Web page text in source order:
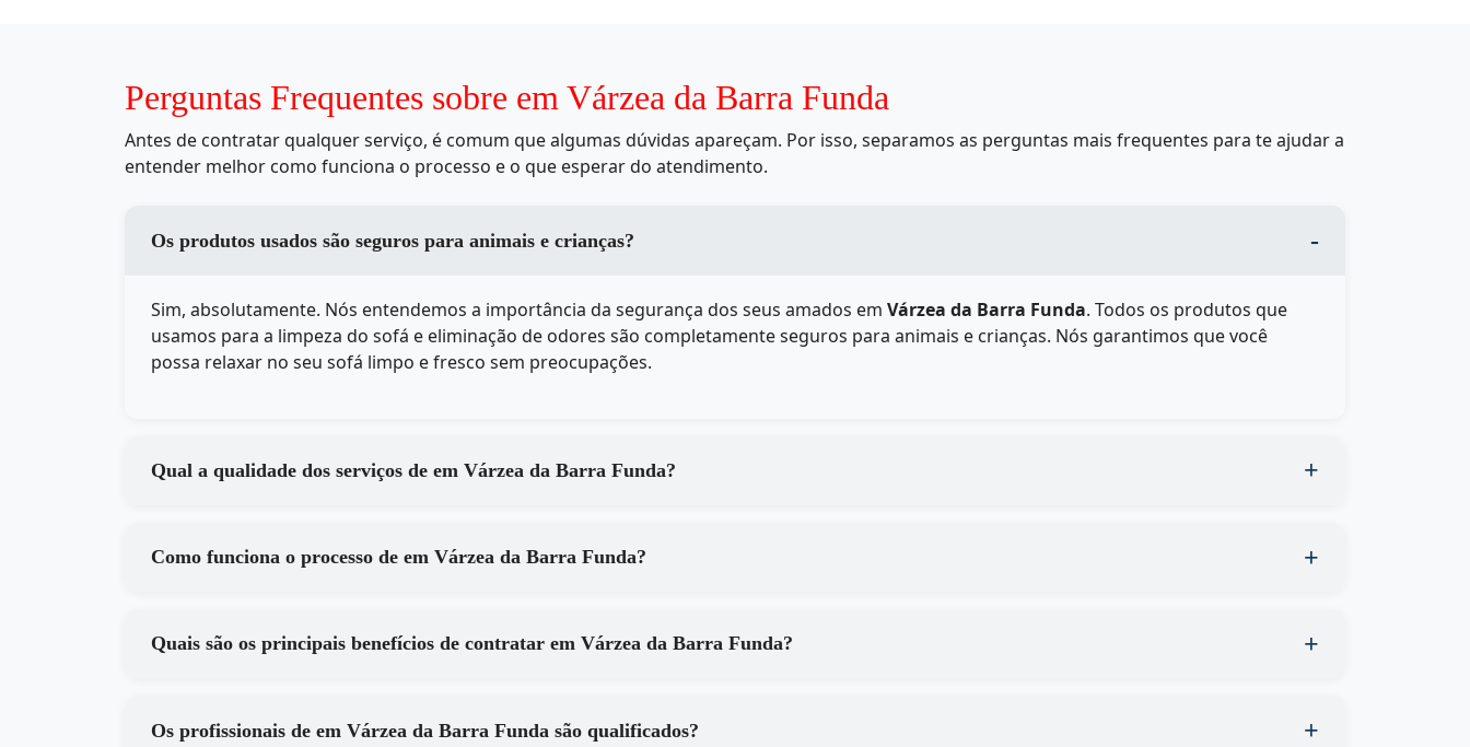
Perguntas Frequentes sobre em Várzea da Barra Funda
Antes de contratar qualquer serviço, é comum que algumas dúvidas apareçam. Por isso, separamos as perguntas mais frequentes para te ajudar a
entender melhor como funciona o processo e o que esperar do atendimento.
Os produtos usados são seguros para animais e crianças?
Sim, absolutamente. Nós entendemos a importância da segurança dos seus amados em Várzea da Barra Funda. Todos os produtos que
usamos para a limpeza do sofá e eliminação de odores são completamente seguros para animais e crianças. Nós garantimos que você
possa relaxar no seu sofá limpo e fresco sem preocupações.
Qual a qualidade dos serviços de em Várzea da Barra Funda?
Como funciona o processo de em Várzea da Barra Funda?
Quais são os principais benefícios de contratar em Várzea da Barra Funda?
Os profissionais de em Várzea da Barra Funda são qualificados?